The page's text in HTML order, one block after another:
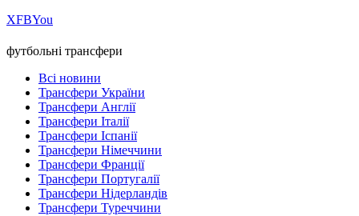
ХFBYou
футбольні трансфери
Всі новини
Трансфери України
Трансфери Англії
Трансфери Італії
Трансфери Іспанії
Трансфери Німеччини
Трансфери Франції
Трансфери Португалії
Трансфери Нідерландів
Трансфери Туреччини